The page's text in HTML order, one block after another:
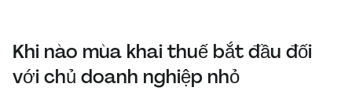
Khi nào mùa khai thuế bắt đầu đối
với chủ doanh nghiệp nhỏ